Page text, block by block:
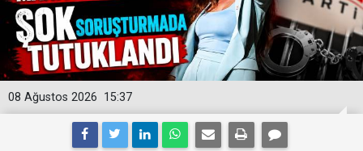
15:37
08 Ağustos 2026